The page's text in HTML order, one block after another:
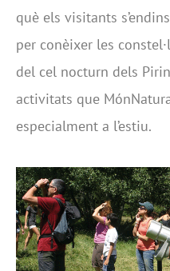
què els visitants
per conèixer les
del cel nocturn dels
activitats que
especialment a l’estiu.